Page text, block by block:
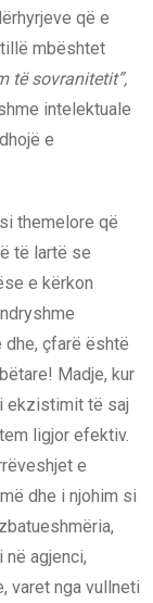
që e
mbështet
të sovranitetit”,
intelektuale
e
themelore që
të lartë se
e kërkon
dhe, çfarë është
Madje, kur
ekzistimit të saj
ligjor efektiv.
e
dhe i njohim si
agjenci,
varet nga vullneti